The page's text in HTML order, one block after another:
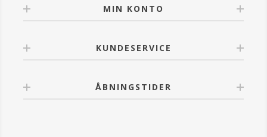
MIN KONTO
KUNDESERVICE
ÅBNINGSTIDER